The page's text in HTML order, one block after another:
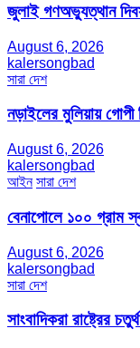
জুলাই গণঅভ্যুত্থান
August 6, 2026
kalersongbad
সারা দেশ
নড়াইলের মুলিয়ায়
August 6, 2026
kalersongbad
আইন সারা দেশ
বেনাপোলে ১০০ গ্রাম
August 6, 2026
kalersongbad
সারা দেশ
সাংবাদিকরা রাষ্ট্রের